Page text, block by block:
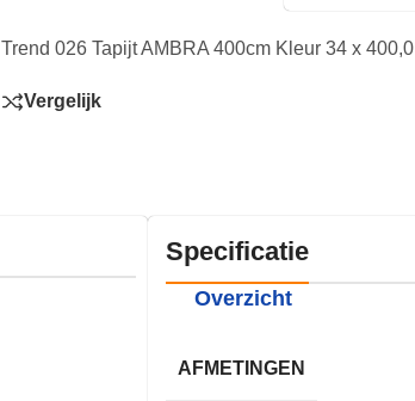
Trend 026 Tapijt AMBRA 400cm Kleur 34 x 400,0
Vergelijk
Specificatie
Overzicht
AFMETINGEN